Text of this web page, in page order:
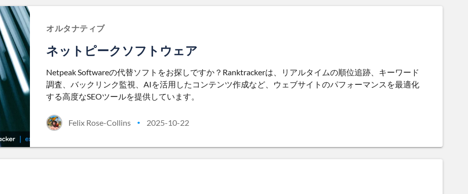
オルタナティブ
ネットピークソフトウェア
Netpeak Softwareの代替ソフトをお探しですか？Ranktrackerは、リアルタイムの順位追跡、キーワード
調査、バックリンク監視、AIを活用したコンテンツ作成など、ウェブサイトのパフォーマンスを最適化
する高度なSEOツールを提供しています。
Felix Rose-Collins • 2025-10-22